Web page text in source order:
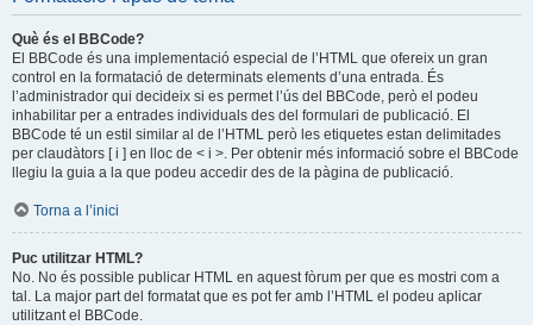
Què és el BBCode?
El BBCode és una implementació especial de l’HTML que ofereix un gran
control en la formatació de determinats elements d’una entrada. És
l’administrador qui decideix si es permet l’ús del BBCode, però el podeu
inhabilitar per a entrades individuals des del formulari de publicació. El
BBCode té un estil similar al de l’HTML però les etiquetes estan delimitades
per claudàtors [ i ] en lloc de < i >. Per obtenir més informació sobre el BBCode
llegiu la guia a la que podeu accedir des de la pàgina de publicació.
Torna a l’inici
Puc utilitzar HTML?
No. No és possible publicar HTML en aquest fòrum per que es mostri com a
tal. La major part del formatat que es pot fer amb l’HTML el podeu aplicar
utilitzant el BBCode.